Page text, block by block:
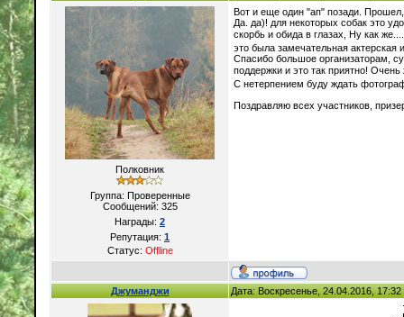
Полковник
Группа: Проверенные
Сообщений: 325
Награды: 2
Репутация: 1
Статус: Offline
Вот и еще один "ап" позади.
Да. да)! для некоторых собак это
скорбь и обида в глазах, Ну как
это была замечательная актерская
Спасибо большое организаторам,
поддержки и это так приятно!
С нетерпением буду ждать
Поздравляю всех участников,
Джуманджи Дата: Воскресенье, 24.04.2016,